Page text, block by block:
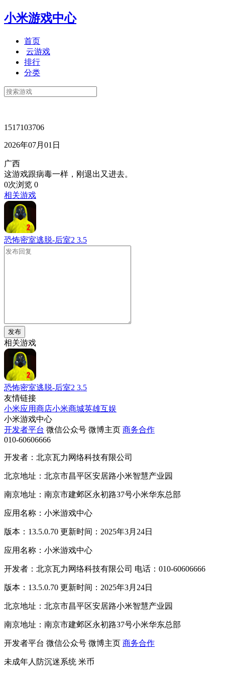
小米游戏中心
首页
云游戏
排行
分类
1517103706
2026年07月01日
广西
这游戏跟病毒一样，刚退出又进去。
0次浏览 0
相关游戏
恐怖密室逃脱-后室2 3.5
发布
相关游戏
恐怖密室逃脱-后室2 3.5
友情链接
小米应用商店小米商城英雄互娱
小米游戏中心
开发者平台 微信公众号 微博主页 商务合作
010-60606666
开发者：北京瓦力网络科技有限公司
北京地址：北京市昌平区安居路小米智慧产业园
南京地址：南京市建邺区永初路37号小米华东总部
应用名称：小米游戏中心
版本：13.5.0.70 更新时间：2025年3月24日
应用名称：小米游戏中心
开发者：北京瓦力网络科技有限公司 电话：010-60606666
版本：13.5.0.70 更新时间：2025年3月24日
北京地址：北京市昌平区安居路小米智慧产业园
南京地址：南京市建邺区永初路37号小米华东总部
开发者平台 微信公众号 微博主页 商务合作
未成年人防沉迷系统 米币